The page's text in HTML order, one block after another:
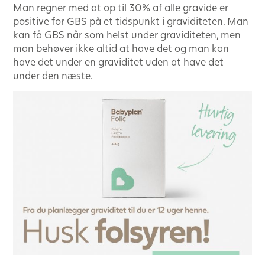
Man regner med at op til 30% af alle gravide er
positive for GBS på et tidspunkt i graviditeten. Man
kan få GBS når som helst under graviditeten, men
man behøver ikke altid at have det og man kan
have det under en graviditet uden at have det
under den næste.